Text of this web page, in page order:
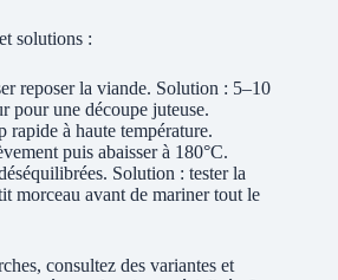
solutions :
reposer la viande. Solution : 5–10
pour une découpe juteuse.
rapide à haute température.
puis abaisser à 180°C.
Solution : tester la
morceau avant de mariner tout le
consultez des variantes et